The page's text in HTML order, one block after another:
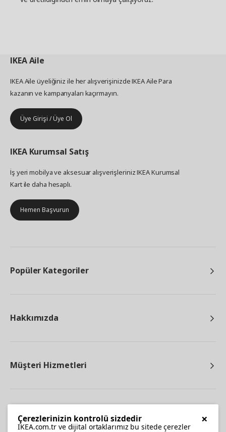
IKEAAile
IKEA Aile üyeliğiniz ile her alışverişinizde IKEA Aile Para
kazanın ve kampanyaları kaçırmayın.
Üye Girişi / Üye Ol
IKEA Kurumsal Satış
İş yeri mobilya ve aksesuar alışverişleriniz IKEA Kurumsal
Kart ile daha hesaplı.
Hemen Başvurun
Popüler Kategoriler
Hakkımızda
Müşteri Hizmetleri
×
Çerezlerinizin kontrolü sizdedir
IKEA.com.tr ve dijital ortaklarımız bu sitede çerezler